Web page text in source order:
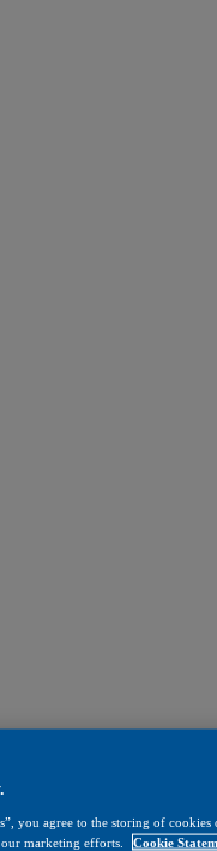
you agree to the storing of
our marketing efforts.
Cookie